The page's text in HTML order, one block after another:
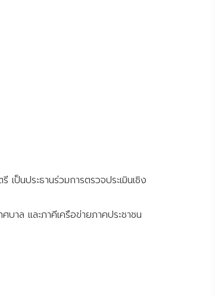
นประธานร่วมการตรวจประเมินเชิง
าล และภาคีเครือข่ายภาคประชาชน